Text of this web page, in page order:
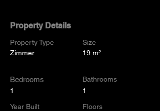
Property Details
Property Type
Zimmer
Bedrooms
1
Year Built
Size
19 m²
Bathrooms
1
Floors